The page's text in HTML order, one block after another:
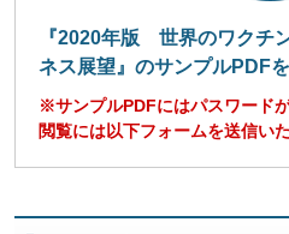
『2020年版 世界のワクチ
ネス展望 』のサンプルPDF
※サンプルPDFにはパスワード
閲覧には以下フォームを送信い